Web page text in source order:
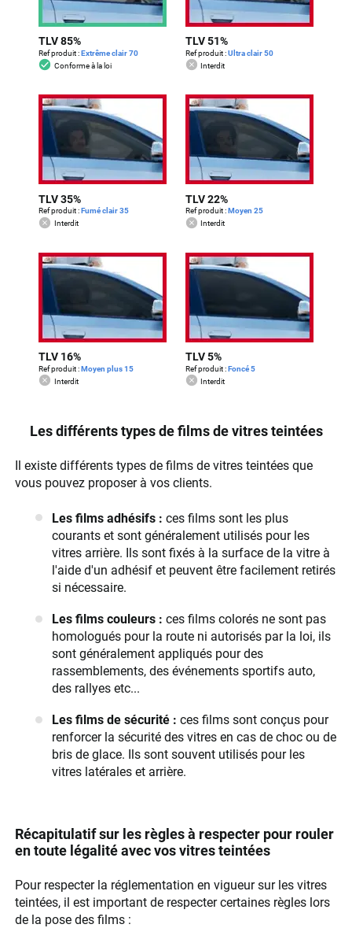
TLV 85%
Ref produit :Extrême clair 70
Conforme à la loi
TLV 51%
Ref produit :Ultra clair 50
Interdit
TLV 35%
Ref produit :Fumé clair 35
Interdit
TLV 22%
Ref produit :Moyen 25
Interdit
TLV 16%
Ref produit :Moyen plus 15
Interdit
TLV 5%
Ref produit :Foncé 5
Interdit
Les différents types de films de vitres teintées
Il existe différents types de films de vitres teintées que
vous pouvez proposer à vos clients.
Les films adhésifs : ces films sont les plus
courants et sont généralement utilisés pour les
vitres arrière. Ils sont fixés à la surface de la vitre à
l'aide d'un adhésif et peuvent être facilement retirés
si nécessaire.
Les films couleurs : ces films colorés ne sont pas
homologués pour la route ni autorisés par la loi, ils
sont généralement appliqués pour des
rassemblements, des événements sportifs auto,
des rallyes etc...
Les films de sécurité : ces films sont conçus pour
renforcer la sécurité des vitres en cas de choc ou de
bris de glace. Ils sont souvent utilisés pour les
vitres latérales et arrière.
Récapitulatif sur les règles à respecter pour rouler
en toute légalité avec vos vitres teintées
Pour respecter la réglementation en vigueur sur les vitres
teintées, il est important de respecter certaines règles lors
de la pose des films :